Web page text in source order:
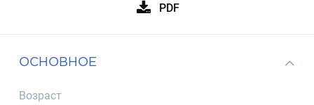
PDF
ОСНОВНОЕ
Возраст